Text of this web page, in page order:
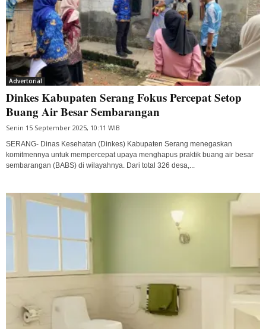
Advertorial
Dinkes Kabupaten Serang Fokus Percepat Setop
Buang Air Besar Sembarangan
Senin 15 September 2025, 10:11 WIB
SERANG- Dinas Kesehatan (Dinkes) Kabupaten Serang menegaskan
komitmennya untuk mempercepat upaya menghapus praktik buang air besar
sembarangan (BABS) di wilayahnya. Dari total 326 desa,...